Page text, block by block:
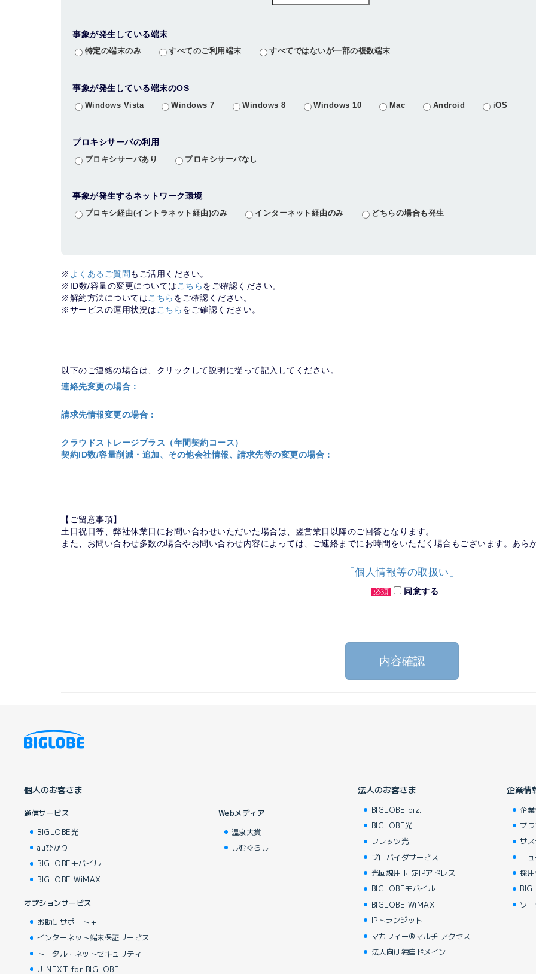
事象が発生している端末
特定の端末のみ すべてのご利用端末 すべてではないが一部の複数端末
事象が発生している端末のOS
Windows Vista Windows 7 Windows 8 Windows 10 Mac Android iOS
プロキシサーバの利用
プロキシサーバあり プロキシサーバなし
事象が発生するネットワーク環境
プロキシ経由(イントラネット経由)のみ インターネット経由のみ どちらの場合も発生
※ よくあるご質問 もご活用ください。
※ID数/容量の変更についてはこちらをご確認ください。
※解約方法についてはこちら をご確認ください。
※サービスの運用状況はこちらをご確認ください。
以下のご連絡の場合は、クリックして説明に従って記入してください。
連絡先変更の場合：
請求先情報変更の場合：
クラウドストレージプラス（年間契約コース）
契約ID数/容量削減・追加、その他会社情報、請求先等の変更の場合：
【ご留意事項】
土日祝日等、弊社休業日にお問い合わせいただいた場合は、翌営業日以降のご回答となります。
また、お問い合わせ多数の場合やお問い合わせ内容によっては、ご連絡までにお時間をいただく場合もございます。あら
「個人情報等の取扱い」
必須 同意する
個人のお客さま
通信サービス
BIGLOBE光
auひかり
BIGLOBEモバイル
BIGLOBE WiMAX
オプションサービス
お助けサポート＋
インターネット端末保証サービス
トータル・ネットセキュリティ
U-NEXT for BIGLOBE
Webメディア
温泉大賞
しむぐらし
法人のお客さま
BIGLOBE biz.
BIGLOBE光
フレッツ光
プロバイダサービス
光回線用 固定IPアドレス
BIGLOBEモバイル
BIGLOBE WiMAX
IPトランジット
マカフィー®マルチ アクセス
法人向け独自ドメイン
企業情
企
ブ
サ
ニ
採
ソ